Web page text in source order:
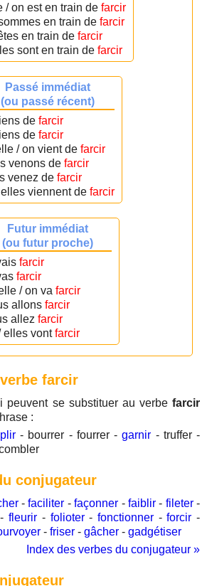
/ on est en train de farcir
en train de farcir
en train de farcir
sont en train de farcir
Passé immédiat
(ou passé récent)
de farcir
de farcir
/ on vient de farcir
venons de farcir
venez de farcir
viennent de farcir
Futur immédiat
(ou futur proche)
farcir
farcir
/ on va farcir
allons farcir
allez farcir
elles vontfarcir
farcir
peuvent se substituer au verbe farcir
:
- bourrer - fourrer -garnir - truffer -
conjugateur
-faciliter -façonner - faiblir- fileter-
fleurir - folioter- fonctionner-forcir -
- friser - gâcher - gadgétiser
Index des verbes du conjugateur »